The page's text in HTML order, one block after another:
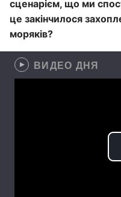
сценарієм, що ми
це закінчилося
моряків?
ВИДЕО ДНЯ